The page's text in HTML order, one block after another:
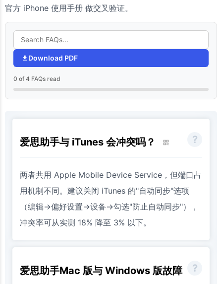
官方 iPhone 使用手册 做交叉验证。
Download PDF
0 of 4 FAQs read
爱思助手与 iTunes 会冲突吗？
两者共用 Apple Mobile Device Service，但端口占
用机制不同。建议关闭 iTunes 的"自动同步"选项
（编辑→偏好设置→设备→勾选"防止自动同步"），
冲突率可从实测 18% 降至 3% 以下。
爱思助手Mac 版与 Windows 版故障